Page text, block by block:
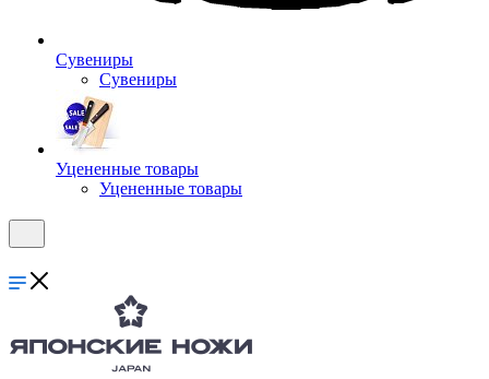
Сувениры
Сувениры
Уцененные товары
Уцененные товары